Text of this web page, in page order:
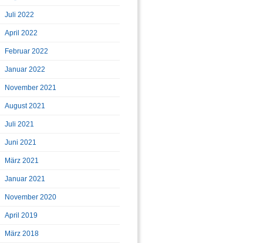
Juli 2022
April 2022
Februar 2022
Januar 2022
November 2021
August 2021
Juli 2021
Juni 2021
März 2021
Januar 2021
November 2020
April 2019
März 2018